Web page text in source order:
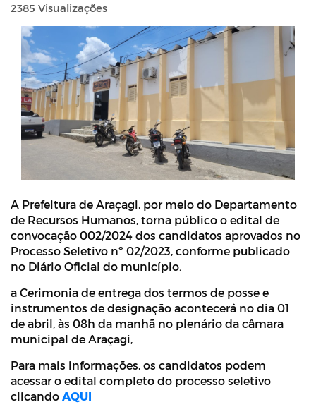
2385 Visualizações
A Prefeitura de Araçagi, por meio do Departamento
de Recursos Humanos, torna público o edital de
convocação 002/2024 dos candidatos aprovados no
Processo Seletivo nº 02/2023, conforme publicado
no Diário Oficial do município.
a Cerimonia de entrega dos termos de posse e
instrumentos de designação acontecerá no dia 01
de abril, às 08h da manhã no plenário da câmara
municipal de Araçagi,
Para mais informações, os candidatos podem
acessar o edital completo do processo seletivo
clicando AQUI